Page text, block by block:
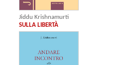
Jiddu Krishnamurti
SULLA LIBERTÀ